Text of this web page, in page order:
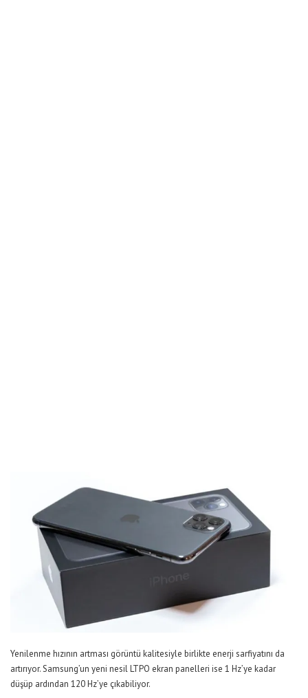
Yenilenme hızının artması görüntü kalitesiyle birlikte enerji sarfiyatını da
artırıyor. Samsung’un yeni nesil LTPO ekran panelleri ise 1 Hz’ye kadar
düşüp ardından 120 Hz’ye çıkabiliyor.